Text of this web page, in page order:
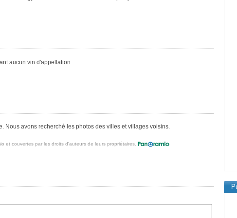
aucun vin d'appellation.
Nous avons recherché les photos des villes et villages voisins.
et couvertes par les droits d'auteurs de leurs propriétaires.